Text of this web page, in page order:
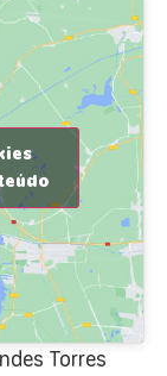
Torres